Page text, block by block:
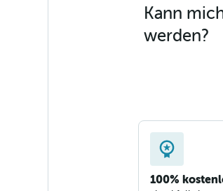
Kann
werden?
100%